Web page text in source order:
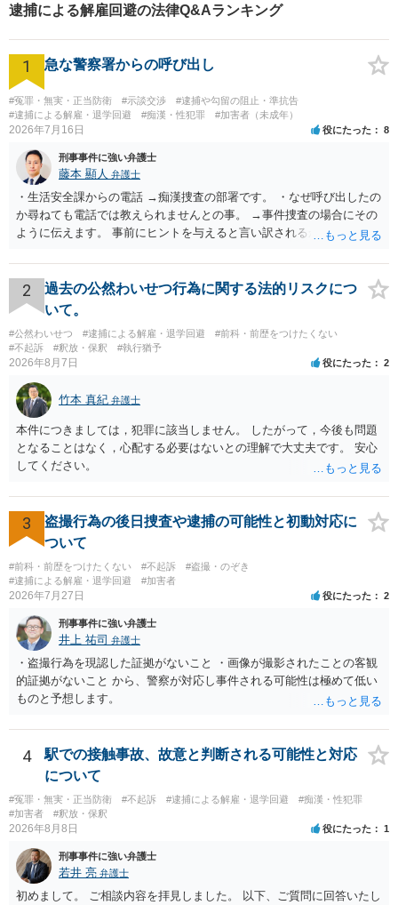
逮捕による解雇回避の法律Q&Aランキング
1 急な警察署からの呼び出し
#冤罪・無実・正当防衛 #示談交渉
#逮捕や勾留の阻止・準抗告
#逮捕による解雇・退学回避
#痴漢・性犯罪 #加害者（未成年）
2026年7月16日 役にたった 8
刑事事件に強い弁護士
藤本 顯人 弁護士
・生活安全課からの電話 →痴漢捜査の部署です。 ・なぜ呼び出したの
か尋ねても電話では教えられませんとの事。 →事件捜査の場合にその
ように伝えます。 事前にヒントを与えると言い訳されるからです。 ・
たり →やはり痴漢として疑われているのでは。 そもそも痴漢をやって
ないのであれば、何も疑われる筋合いは無いわけですし狼狽える必要
はないですね。
2
過去の公然わいせつ行為に関する法的リスクにつ
いて。
#公然わいせつ #逮捕による解雇・退学回避
#前科・前歴をつけたくない
#不起訴
#釈放・保釈 #執行猶予
2026年8月7日 役にたった 2
竹本 真紀 弁護士
本件につきましては，犯罪に該当しません。 したがって，今後も問題
となることはなく，心配する必要はないとの理解で大丈夫です。 安心
してください。
3
盗撮行為の後日捜査や逮捕の可能性と初動対応に
ついて
#前科・前歴をつけたくない #不起訴
#盗撮・のぞき
#逮捕による解雇・退学回避
#加害者
2026年7月27日 役にたった 2
刑事事件に強い弁護士
井上 祐司 弁護士
・盗撮行為を現認した証拠がないこと ・画像が撮影されたことの客観
的証拠がないこと から、警察が対応し事件される可能性は極めて低い
ものと予想します。
4
駅での接触事故、故意と判断される可能性と対応
について
#冤罪・無実・正当防衛 #不起訴 #逮捕による解雇・退学回避
#痴漢・性犯罪
#加害者
#釈放・保釈
2026年8月8日 役にたった 1
刑事事件に強い弁護士
若井 亮 弁護士
初めまして。 ご相談内容を拝見しました。 以下、ご質問に回答いたし